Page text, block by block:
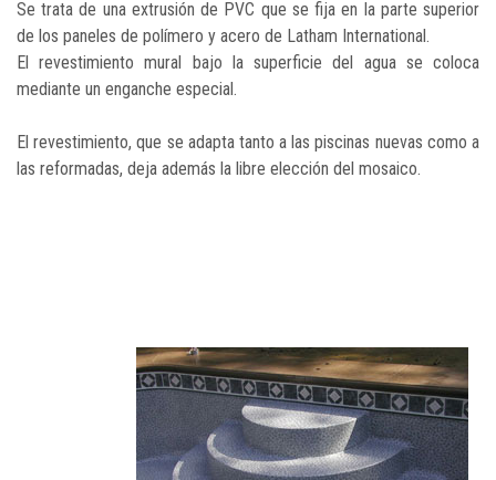
Se trata de una extrusión de PVC que se fija en la parte superior
de los paneles de polímero y acero de Latham International.
El revestimiento mural bajo la superficie del agua se coloca
mediante un enganche especial.
El revestimiento, que se adapta tanto a las piscinas nuevas como a
las reformadas, deja además la libre elección del mosaico.